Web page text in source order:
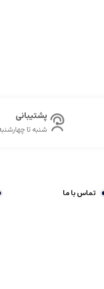
پشتیبانی
شنبه تا
تماس با ما